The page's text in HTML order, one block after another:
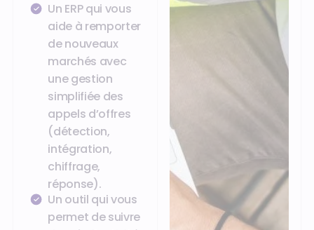
Un ERP qui vous
aide à remporter
de nouveaux
marchés avec
une gestion
simplifiée des
appels d’offres
(détection,
intégration,
chiffrage,
réponse).
Un outil qui vous
permet de suivre